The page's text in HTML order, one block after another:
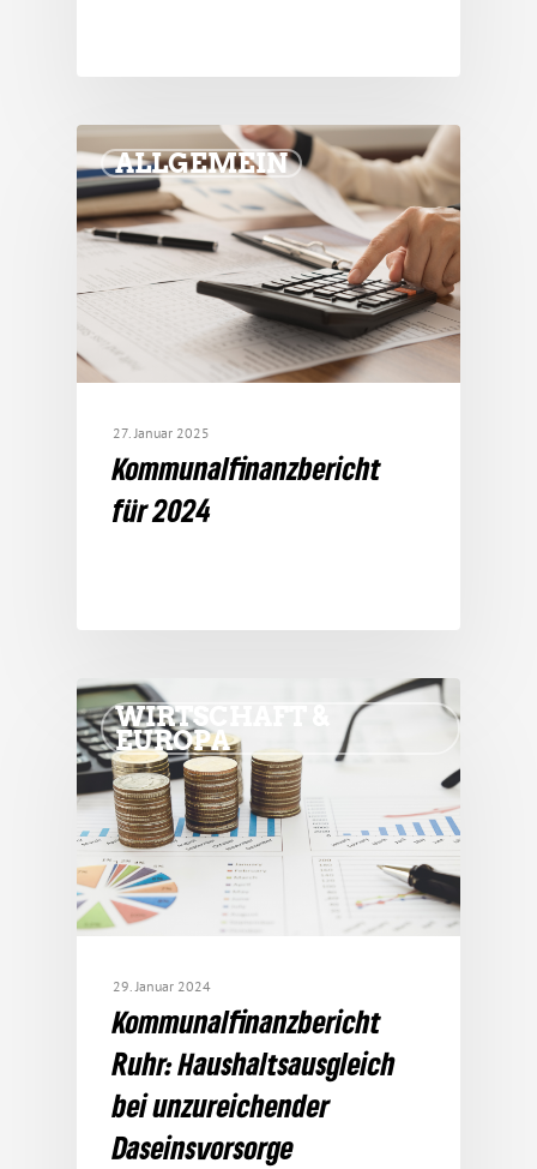
ALLGEMEIN
27. Januar 2025
Kommu­nal­fi­nanz­be­richt
für 2024
WIRTSCHAFT &
EUROPA
29. Januar 2024
Kommu­nal­fi­nanz­be­richt
Ruhr: Haus­halts­aus­gleich
bei unzu­rei­chender
Daseinsvorsorge